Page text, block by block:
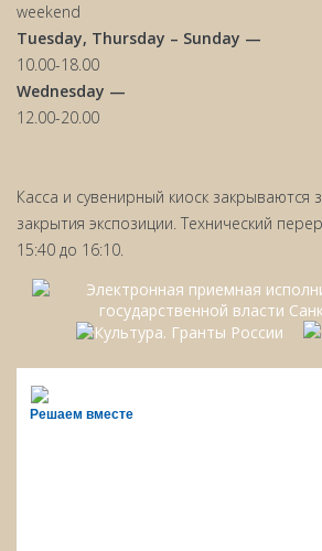
weekend
Tuesday, Thursday – Sunday —
10.00-18.00
Wednesday —
12.00-20.00
Касса и сувенирный киоск закрываются
закрытия экспозиции. Технический
15:40 до 16:10.
Решаем вместе